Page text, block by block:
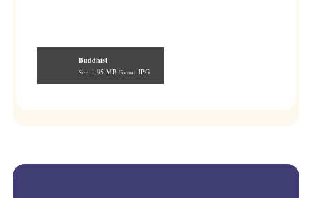
Buddhist
Size: 1.95 MB Format: JPG